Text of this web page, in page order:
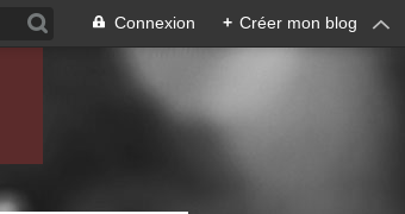
Connexion + Créer mon blog